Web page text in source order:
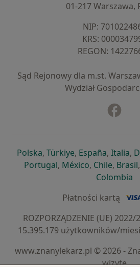
01-217 Warszawa,
NIP:
KRS:
REGON:
Sąd Rejonowy dla m.st.
Wydział
Polskaotwiera się w nowej
, Türkiyeotwiera się w
, Españaotwiera
, Italia,
Portugalotwiera się w nowej
, Méxicootwiera się
, Chile, Brasil,
Colombia
Płatności kartą
ROZPORZĄDZENIE (UE)
15.395.179 użytkowników/
www.znanylekarz.pl © 2026 -
wizytę